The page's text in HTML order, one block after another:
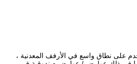
على نطاق واسع في الأرفف المعدنية ،